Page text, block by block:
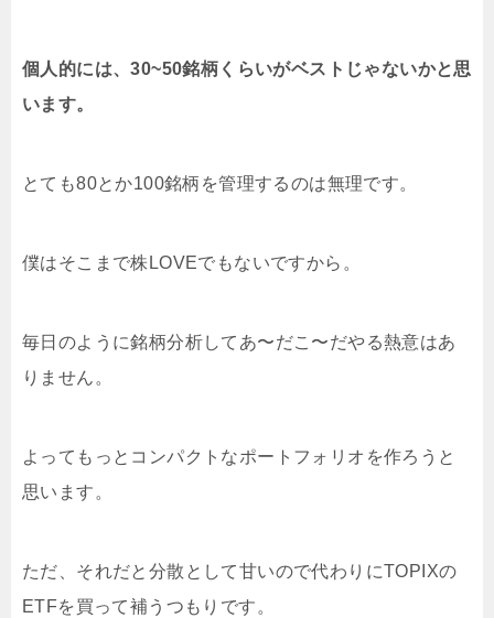
個人的には、30~50銘柄くらいがベストじゃないかと思
います。
とても80とか100銘柄を管理するのは無理です。
僕はそこまで株LOVEでもないですから。
毎日のように銘柄分析してあ〜だこ〜だやる熱意はあ
りません。
よってもっとコンパクトなポートフォリオを作ろうと
思います。
ただ、それだと分散として甘いので代わりにTOPIXの
ETFを買って補うつもりです。